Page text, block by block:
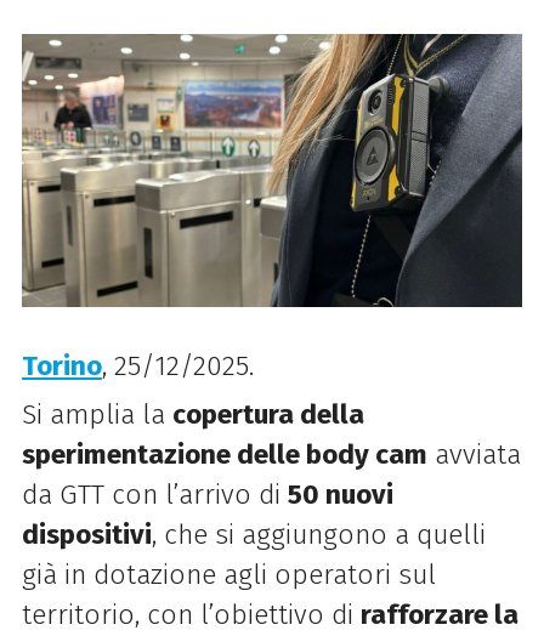
Torino, 25/12/2025.
Si amplia la copertura della
sperimentazione delle body cam avviata
da GTTcon l’arrivo di 50 nuovi
dispositivi, che si aggiungono a quelli
già in dotazione agli operatori sul
territorio, con l’obiettivo di rafforzare la